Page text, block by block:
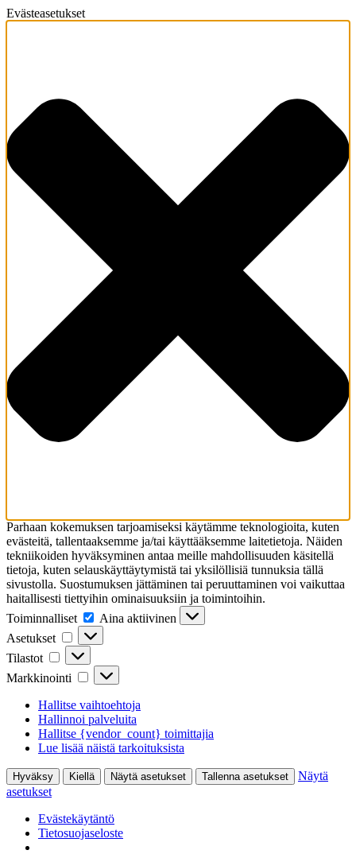
Evästeasetukset
Parhaan kokemuksen tarjoamiseksi käytämme teknologioita, kuten
evästeitä, tallentaaksemme ja/tai käyttääksemme laitetietoja. Näiden
tekniikoiden hyväksyminen antaa meille mahdollisuuden käsitellä
tietoja, kuten selauskäyttäytymistä tai yksilöllisiä tunnuksia tällä
sivustolla. Suostumuksen jättäminen tai peruuttaminen voi vaikuttaa
haitallisesti tiettyihin ominaisuuksiin ja toimintoihin.
Toiminnalliset
Toiminnalliset
Aina aktiivinen
Asetukset
Asetukset
Tilastot
Tilastot
Markkinointi
Markkinointi
Hallitse vaihtoehtoja
Hallinnoi palveluita
Hallitse {vendor_count} toimittajia
Lue lisää näistä tarkoituksista
Hyväksy Kiellä Näytä asetukset Tallenna asetukset
Näytä
asetukset
Evästekäytäntö
Tietosuojaseloste